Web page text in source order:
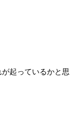
起っているかと思